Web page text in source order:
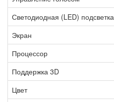
Светодиодная (LED) подсветка
Экран
Процессор
Поддержка 3D
Цвет